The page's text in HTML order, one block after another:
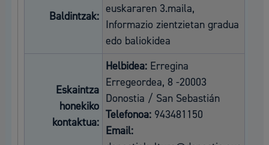
Baldintzak:
euskararen 3.maila,
Informazio zientzietan gradua
edo baliokidea
Eskaintza
honekiko
kontaktua:
Helbidea: Erregina
Erregeordea, 8 -20003
Donostia / San Sebastián
Telefonoa: 943481150
Email: